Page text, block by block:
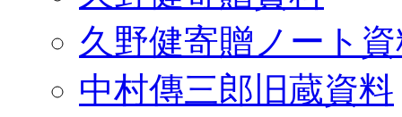
久野健寄贈ノート
中村傳三郎旧蔵資料